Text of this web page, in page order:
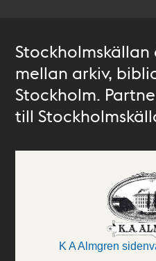
mellan arkiv,
Stockholm.
till
K A Almgren